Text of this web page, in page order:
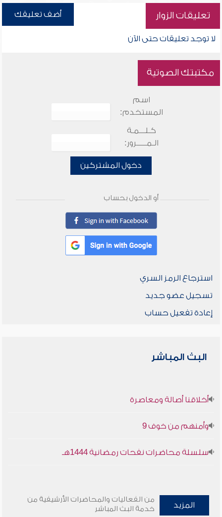
تعليقات الزوار أضف تعليقك
لا توجد تعليقات حتى الآن
مكتبتك الصوتية
اسم
المستخدم:
كـلـــمـة
الـمـــــرور:
دخول المشتركين
أو الدخول بحساب
استرجاع الرمز السري
تسجيل عضو جديد
إعادة تفعيل حساب
البث المباشر
أخلاقنا أصالة ومعاصرة
وأمنهم من خوف 9
سلسلة محاضرات نفحات رمضانية 1444هـ
المزيد
من الفعاليات والمحاضرات الأرشيفية من
خدمة البث المباشر